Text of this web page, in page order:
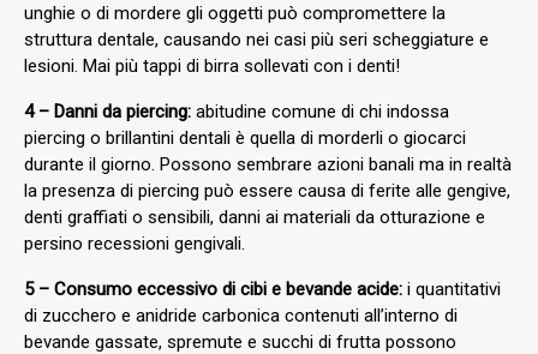
unghie o di mordere gli oggetti può compromettere la
struttura dentale, causando nei casi più seri scheggiature e
lesioni. Mai più tappi di birra sollevati con i denti!
4 – Danni da piercing: abitudine comune di chi indossa
piercing o brillantini dentali è quella di morderli o giocarci
durante il giorno. Possono sembrare azioni banali ma in realtà
la presenza di piercing può essere causa di ferite alle gengive,
denti graffiati o sensibili, danni ai materiali da otturazione e
persino recessioni gengivali.
5 – Consumo eccessivo di cibi e bevande acide: i quantitativi
di zucchero e anidride carbonica contenuti all’interno di
bevande gassate, spremute e succhi di frutta possono